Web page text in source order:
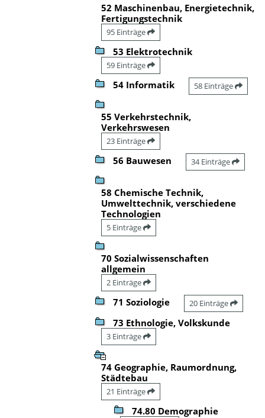
52 Maschinenbau, Energietechnik,
Fertigungstechnik
95 Einträge
53 Elektrotechnik
59 Einträge
54 Informatik 58 Einträge
55 Verkehrstechnik,
Verkehrswesen
23 Einträge
56 Bauwesen 34 Einträge
58 Chemische Technik,
Umwelttechnik, verschiedene
Technologien
5 Einträge
70 Sozialwissenschaften
allgemein
2 Einträge
71 Soziologie 20 Einträge
73 Ethnologie, Volkskunde
3 Einträge
74 Geographie, Raumordnung,
Städtebau
21 Einträge
74.80 Demographie